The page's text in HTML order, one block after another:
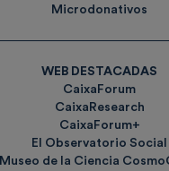
Microdonativos
WEB DESTACADAS
CaixaForum
CaixaResearch
CaixaForum+
El Observatorio Social
Museo de la Ciencia